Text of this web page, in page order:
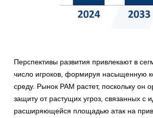
Перспективы развития привлекают в
число игроков, формируя насыщенную
среду. Рынок PAM растет, поскольку он
защиту от растущих угроз, связанных с
расширяющейся площадью атак на